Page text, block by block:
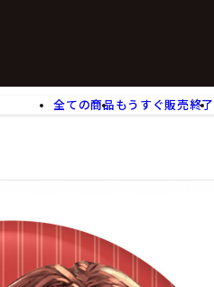
全ての商品もうすぐ販売終了
アパレル衣類
書籍